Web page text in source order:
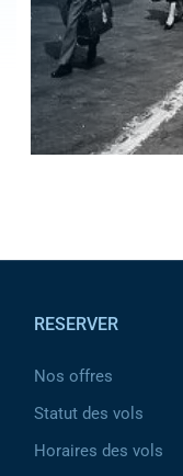
RESERVER
Nos offres
Statut des vols
Horaires des vols